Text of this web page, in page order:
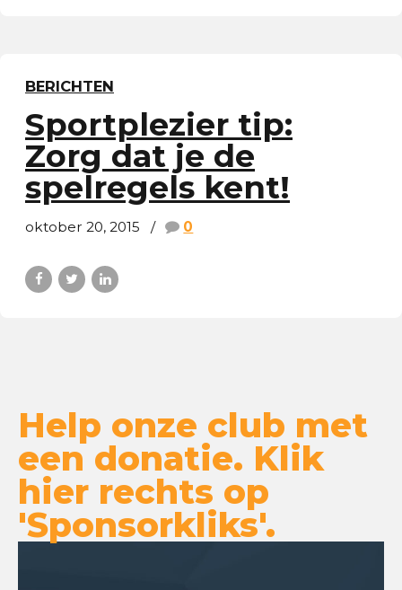
BERICHTEN
Sportplezier tip:
Zorg dat je de
spelregels kent!
oktober 20, 2015 0
Help onze club met
een donatie. Klik
hier rechts op
'Sponsorkliks'.